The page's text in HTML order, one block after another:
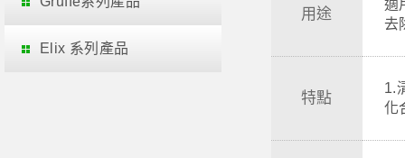
Elix 系列產品
用途
適
去
特點
1.
化